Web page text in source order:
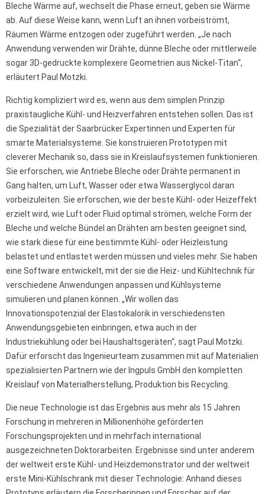
Bleche Wärme auf, wechselt die Phase erneut, geben sie Wärme
ab. Auf diese Weise kann, wenn Luft an ihnen vorbeiströmt,
Räumen Wärme entzogen oder zugeführt werden. „Je nach
Anwendung verwenden wir Drähte, dünne Bleche oder mittlerweile
sogar 3D-gedruckte komplexere Geometrien aus Nickel-Titan“,
erläutert Paul Motzki.
Richtig kompliziert wird es, wenn aus dem simplen Prinzip
praxistaugliche Kühl- und Heizverfahren entstehen sollen. Das ist
die Spezialität der Saarbrücker Expertinnen und Experten für
smarte Materialsysteme. Sie konstruieren Prototypen mit
cleverer Mechanik so, dass sie in Kreislaufsystemen funktionieren.
Sie erforschen, wie Antriebe Bleche oder Drähte permanent in
Gang halten, um Luft, Wasser oder etwa Wasserglycol daran
vorbeizuleiten. Sie erforschen, wie der beste Kühl- oder Heizeffekt
erzielt wird, wie Luft oder Fluid optimal strömen, welche Form der
Bleche und welche Bündel an Drähten am besten geeignet sind,
wie stark diese für eine bestimmte Kühl- oder Heizleistung
belastet und entlastet werden müssen und vieles mehr. Sie haben
eine Software entwickelt, mit der sie die Heiz- und Kühltechnik für
verschiedene Anwendungen anpassen und Kühlsysteme
simulieren und planen können. „Wir wollen das
Innovationspotenzial der Elastokalorik in verschiedensten
Anwendungsgebieten einbringen, etwa auch in der
Industriekühlung oder bei Haushaltsgeräten“, sagt Paul Motzki.
Dafür erforscht das Ingenieurteam zusammen mit auf Materialien
spezialisierten Partnern wie der Ingpuls GmbH den kompletten
Kreislauf von Materialherstellung, Produktion bis Recycling.
Die neue Technologie ist das Ergebnis aus mehr als 15 Jahren
Forschung in mehreren in Millionenhöhe geförderten
Forschungsprojekten und in mehrfach international
ausgezeichneten Doktorarbeiten. Ergebnisse sind unter anderem
der weltweit erste Kühl- und Heizdemonstrator und der weltweit
erste Mini-Kühlschrank mit dieser Technologie: Anhand dieses